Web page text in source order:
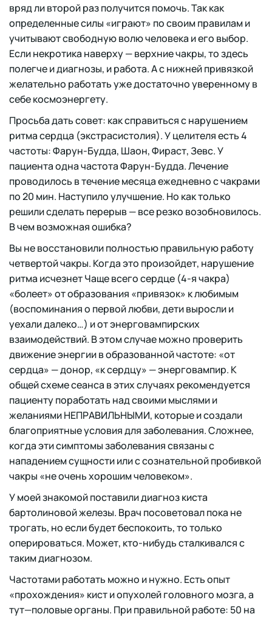
вряд ли второй раз получится помочь. Так как
определенные силы «играют» по своим правилам и
учитывают свободную волю человека и его выбор.
Если некротика наверху — верхние чакры, то здесь
полегче и диагнозы, и работа. А с нижней привязкой
желательно работать уже достаточно уверенному в
себе космоэнергету.
Просьба дать совет: как справиться с нарушением
ритма сердца (экстрасистолия). У целителя есть 4
частоты: Фарун-Будда, Шаон, Фираст, Зевс. У
пациента одна частота Фарун-Будда. Лечение
проводилось в течение месяца ежедневно с чакрами
по 20 мин. Наступило улучшение. Но как только
решили сделать перерыв — все резко возобновилось.
В чем возможная ошибка?
Вы не восстановили полностью правильную работу
четвертой чакры. Когда это произойдет, нарушение
ритма исчезнет Чаще всего сердце (4-я чакра)
«болеет» от образования «привязок» к любимым
(воспоминания о первой любви, дети выросли и
уехали далеко…) и от энерговампирских
взаимодействий. В этом случае можно проверить
движение энергии в образованной частоте: «от
сердца» — донор, «к сердцу» — энерговампир. К
общей схеме сеанса в этих случаях рекомендуется
пациенту поработать над своими мыслями и
желаниями НЕПРАВИЛЬНЫМИ, которые и создали
благоприятные условия для заболевания. Сложнее,
когда эти симптомы заболевания связаны с
нападением сущности или с сознательной пробивкой
чакры «не очень хорошим человеком».
У моей знакомой поставили диагноз киста
бартолиновой железы. Врач посоветовал пока не
трогать, но если будет беспокоить, то только
оперироваться. Может, кто-нибудь сталкивался с
таким диагнозом.
Частотами работать можно и нужно. Есть опыт
«прохождения» кист и опухолей головного мозга, а
тут—половые органы. При правильной работе: 50 на